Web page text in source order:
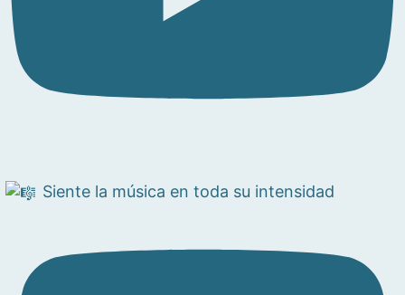
Siente la música en toda su intensidad